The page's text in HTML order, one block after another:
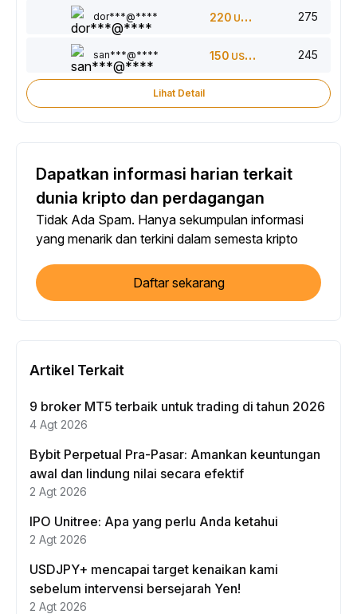
dor***@**** 220 USDT 275
san***@**** 150 USDT 245
Lihat Detail
Dapatkan informasi harian terkait
dunia kripto dan perdagangan
Tidak Ada Spam. Hanya sekumpulan informasi
yang menarik dan terkini dalam semesta kripto
Daftar sekarang
Artikel Terkait
9 broker MT5 terbaik untuk trading di tahun 2026
4 Agt 2026
Bybit Perpetual Pra-Pasar: Amankan keuntungan
awal dan lindung nilai secara efektif
2 Agt 2026
IPO Unitree: Apa yang perlu Anda ketahui
2 Agt 2026
USDJPY+ mencapai target kenaikan kami
sebelum intervensi bersejarah Yen!
2 Agt 2026